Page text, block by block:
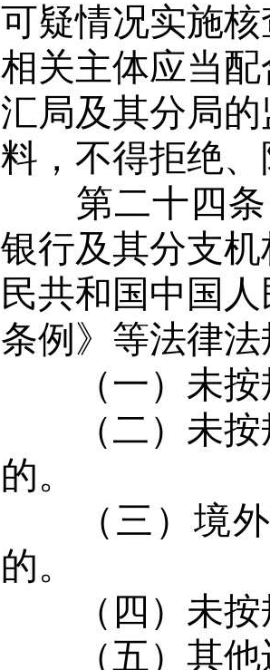
可疑情况实施
相关主体应当
汇局及其分局
料，不得拒绝
第二十四条
银行及其分支
民共和国中国
条例》等法律
（一）未按
（二）未按
的。
（三）境外
的。
（四）未按
（五）其他